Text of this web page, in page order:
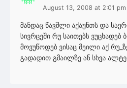
August 13, 2008 at 2:01 pm
მანდაც წავშლი აქაუნთს და
სივრცეში რუ საითებს
მოვუწოდებ ვისაც მეილი აქ
გადადით გმაილზე ან სხვა